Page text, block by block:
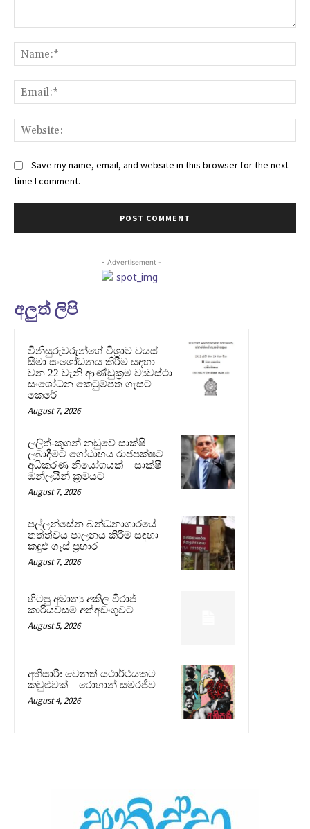
Save my name, email, and website in this browser for the next
time I comment.
- Advertisement -
අලුත් ලිපි
විනිසුරුවරුන්ගේ විශ්‍රාම වයස්
සීමා සංශෝධනය කිරීම සඳහා
වන 22 වැනි ආණ්ඩුක්‍රම ව්‍යවස්ථා
සංශෝධන කෙටුම්පත ගැසට්
කෙරේ
August 7, 2026
ලලිත්-කූගන් නඩුවේ සාක්ෂි
ලබාදීමට ගෝඨාභය රාජපක්ෂට
අධිකරණ නියෝගයක් – සාක්ෂි
ඔන්ලයින් ක්‍රමයට
August 7, 2026
පල්ලන්සේන බන්ධනාගාරයේ
තත්ත්වය පාලනය කිරීම සඳහා
කඳුළු ගෑස් ප්‍රහාර
August 7, 2026
හිටපු අමාත්‍ය අකිල විරාජ්
කාරියවසම් අත්අඩංගුවට
August 5, 2026
අභිසාරී: වෙනත් යථාර්ථයකට
කවුළුවක් – රොහාන් සමරජීව
August 4, 2026